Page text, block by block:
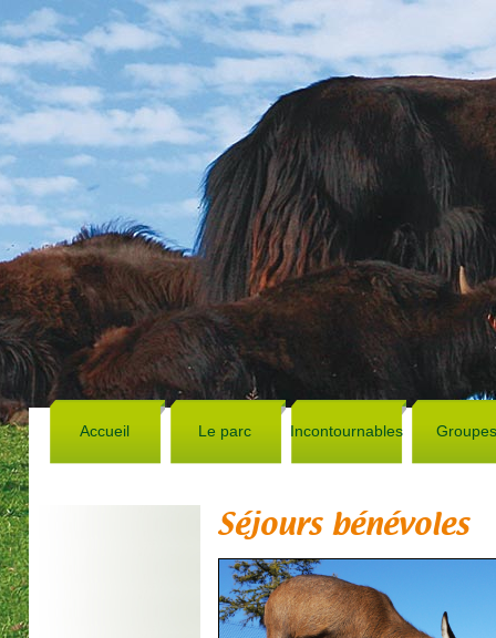
Accueil Le parc Incontournables Groupes
Séjours bénévoles